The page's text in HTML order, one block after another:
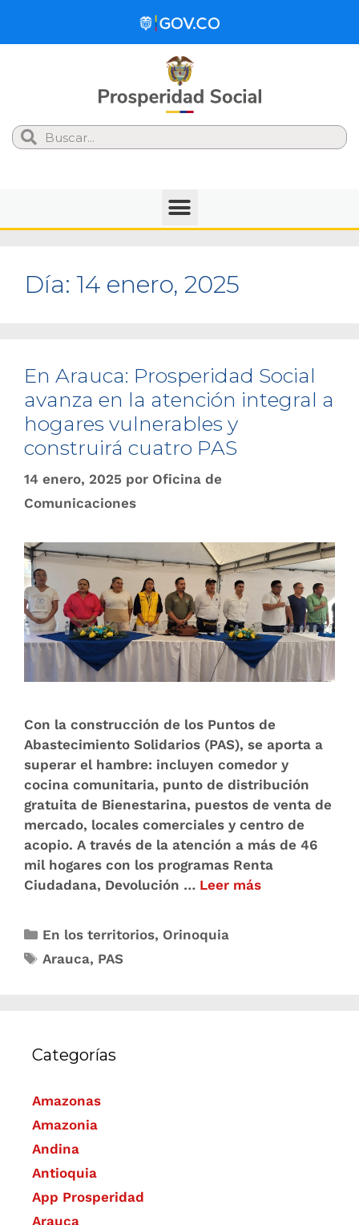
Search
Día:14 enero, 2025
En Arauca: Prosperidad Social
avanza en la atención integral a
hogares vulnerables y
construirá cuatro PAS
14 enero, 2025 por Oficina de
Comunicaciones
Con la construcción de los Puntos de
Abastecimiento Solidarios (PAS), se aporta a
superar el hambre: incluyen comedor y
cocina comunitaria, punto de distribución
gratuita de Bienestarina, puestos de venta de
mercado, locales comerciales y centro de
acopio. A través de la atención a más de 46
mil hogares con los programas Renta
Ciudadana, Devolución … Leer más
En los territorios, Orinoquia
Arauca, PAS
Categorías
Amazonas
Amazonia
Andina
Antioquia
App Prosperidad
Arauca